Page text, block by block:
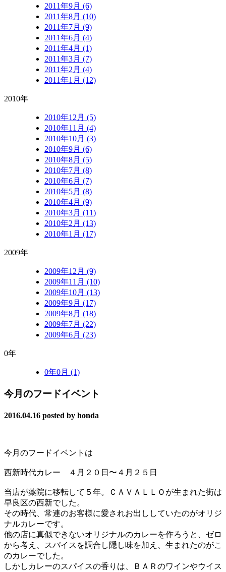
2011年9月 (6)
2011年8月 (10)
2011年7月 (9)
2011年6月 (4)
2011年4月 (1)
2011年3月 (7)
2011年2月 (4)
2011年1月 (12)
2010年
2010年12月 (5)
2010年11月 (4)
2010年10月 (3)
2010年9月 (6)
2010年8月 (5)
2010年7月 (8)
2010年6月 (7)
2010年5月 (8)
2010年4月 (9)
2010年3月 (11)
2010年2月 (13)
2010年1月 (17)
2009年
2009年12月 (9)
2009年11月 (10)
2009年10月 (13)
2009年9月 (17)
2009年8月 (18)
2009年7月 (22)
2009年6月 (23)
0年
0年0月 (1)
今月のフードイベント
2016.04.16 posted by honda
今月のフードイベントは
西新時代カレー ４月２０日〜４月２５日
当店が薬院に移転して５年。ＣＡＶＡＬＬＯが生まれた街は
早良区の西新でした。
その時代、常連のお客様に愛されお出ししていたのがオリジ
ナルカレーです。
他の店に真似できないオリジナルのカレーを作ろうと、ゼロ
から考え、スパイスを調合し隠し味を加え、生まれたのがこ
のカレーでした。
しかしカレーのスパイスの香りは、ＢＡＲのワインやウイス